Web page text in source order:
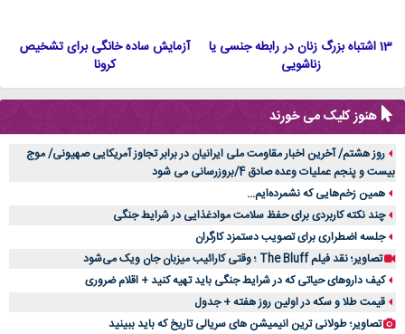
13 اشتباه بزرگ زنان در رابطه جنسی یا
زناشویی
آزمایش ساده خانگی برای تشخیص
کرونا
هنوز کلیک می خورند
روز هشتم/ آخرین اخبار مقاومت ملی ایرانیان در برابر تجاوز آمریکایی صهیونی/ موج
بیست و پنجم عملیات وعده صادق 4/بروزرسانی می شود
همین زخم‌هایی که نشمرده‌ایم...
چند نکته کاربردی برای حفظ سلامت موادغذایی در شرایط جنگی
جلسه اضطراری برای تصویب دستمزد کارگران
تصاویر؛ نقد فیلم The Bluff ؛ وقتی کارائیب میزبان جان ویک می‌شود
کیف داروهای حیاتی که در شرایط جنگی باید تهیه کنید + اقلام ضروری
قیمت طلا و سکه در اولین روز هفته + جدول
تصاویر؛ طولانی ترین انیمیشن های سریالی تاریخ که باید ببینید